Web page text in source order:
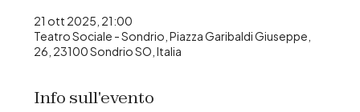
21 ott 2025, 21:00
Teatro Sociale - Sondrio, Piazza Garibaldi Giuseppe,
26, 23100 Sondrio SO, Italia
Info sull'evento